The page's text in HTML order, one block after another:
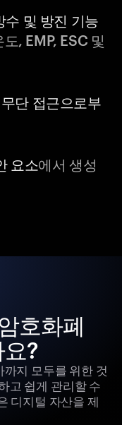
수 및 방진 기능
, EMP, ESC 및
무단 접근으로부
요소에서 생성
호화폐
?
지 모두를 위한 것
고 쉽게 관리할 수
디지털 자산을 제